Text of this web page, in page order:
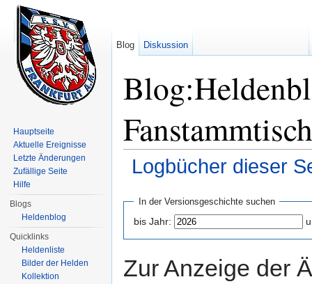
Logbücher dieser
In der Versionsgeschichte suchen
bis Jahr:
Zur Anzeige der
Blog Diskussion
Hauptseite
Aktuelle Ereignisse
Letzte Änderungen
Zufällige Seite
Hilfe
Blogs
Heldenblog
Quicklinks
Heldenliste
Bilder der Helden
Kollektion